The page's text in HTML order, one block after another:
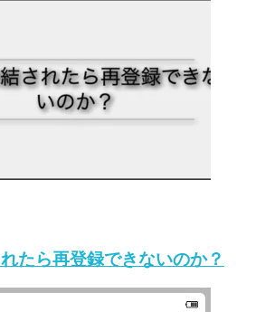
たら再登録できないのか？